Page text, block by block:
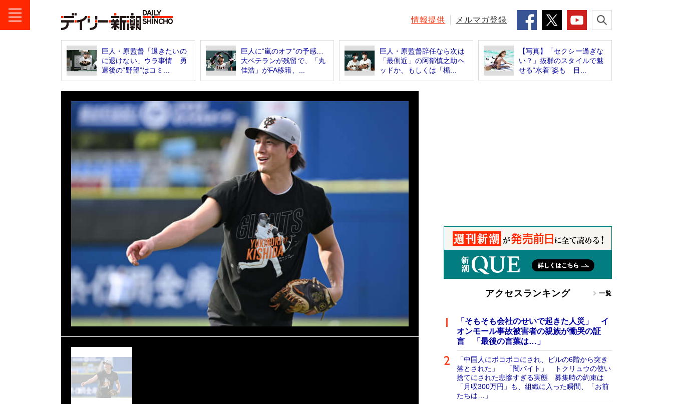
情報提供 メルマガ登録
巨人・原監督「退きたいの
に退けない」ウラ事情 勇
退後の“野望”はコミ...
巨人に“嵐のオフ”の予感…
大ベテランが残留で、「丸
佳浩」がFA移籍、...
巨人・原監督辞任なら次は
「最側近」の阿部慎之助ヘ
ッドか、もしくは「楯...
【写真】「セクシー過ぎな
い？」抜群のスタイルで魅
せる“水着”姿も 目...
アクセスランキング 一覧
「そもそも会社のせいで起きた人災」 イ
オンモール事故被害者の親族が慟哭の証
言 「最後の言葉は…」
「中国人にボコボコにされ、ビルの6階から突き
落とされた」 「闇バイト」 トクリュウの使い
捨てにされた悲惨すぎる実態 募集時の約束は
「月収300万円」も、組織に入った瞬間、「お前
たちは…」